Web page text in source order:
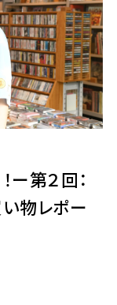
ー第２回：
物レポー